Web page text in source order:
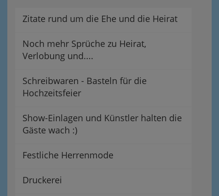
Zitate rund um die Ehe und die Heirat
Noch mehr Sprüche zu Heirat,
Verlobung und....
Schreibwaren - Basteln für die
Hochzeitsfeier
Show-Einlagen und Künstler halten die
Gäste wach :)
Festliche Herrenmode
Druckerei